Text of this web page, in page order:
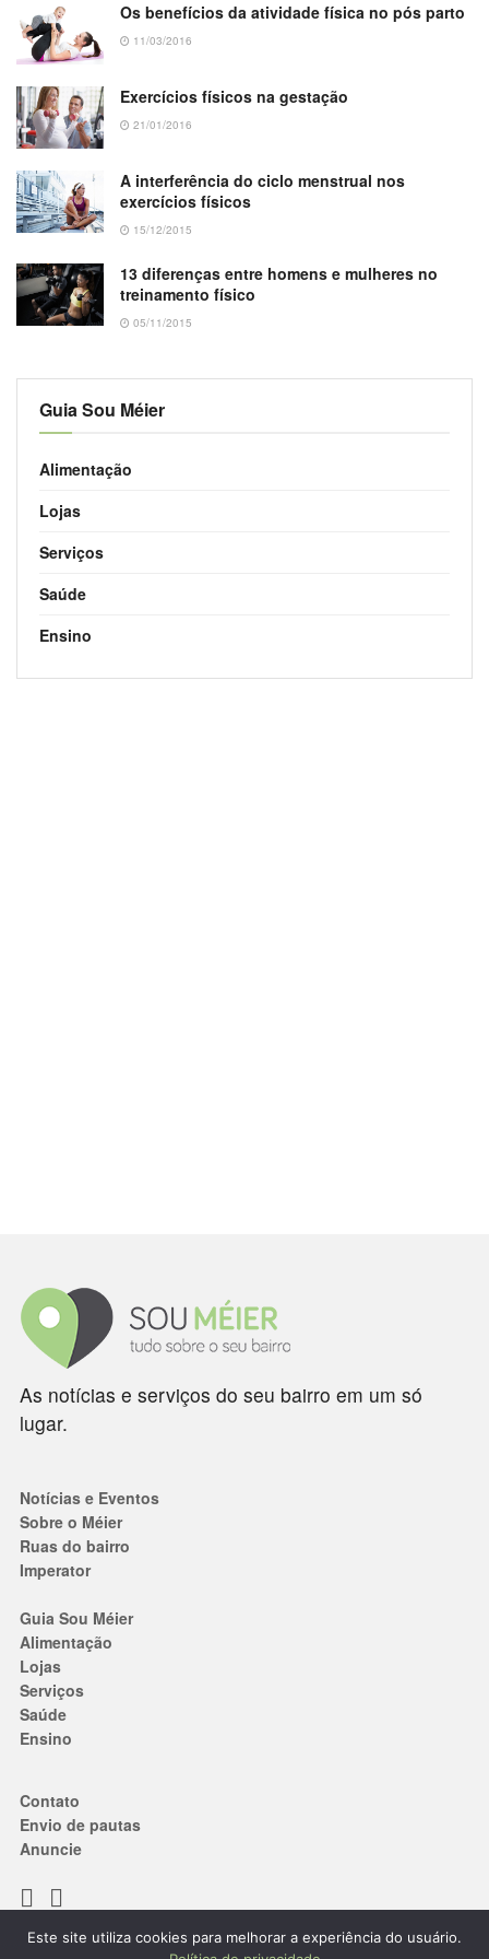
Os benefícios da atividade física no pós parto
11/03/2016
Exercícios físicos na gestação
21/01/2016
A interferência do ciclo menstrual nos
exercícios físicos
15/12/2015
13 diferenças entre homens e mulheres no
treinamento físico
05/11/2015
Guia Sou Méier
Alimentação
Lojas
Serviços
Saúde
Ensino
As notícias e serviços do seu bairro em um só
lugar.
Notícias e Eventos
Sobre o Méier
Ruas do bairro
Imperator
Guia Sou Méier
Alimentação
Lojas
Serviços
Saúde
Ensino
Contato
Envio de pautas
Anuncie
Termos de Uso|Política de privacidade
Este site utiliza cookies para melhorar a experiência do usuário.